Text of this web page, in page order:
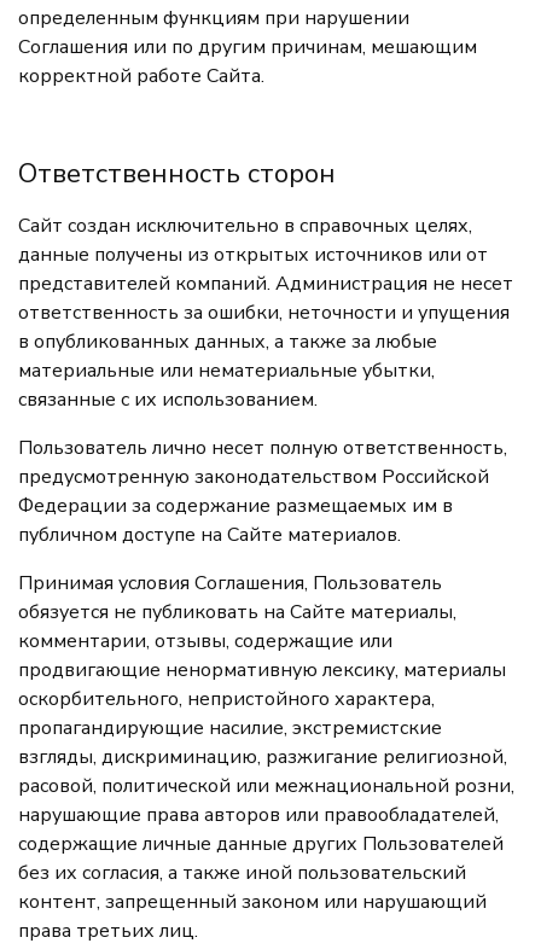
определенным функциям при нарушении
Соглашения или по другим причинам, мешающим
корректной работе Сайта.
Ответственность сторон
Сайт создан исключительно в справочных целях,
данные получены из открытых источников или от
представителей компаний. Администрация не несет
ответственность за ошибки, неточности и упущения
в опубликованных данных, а также за любые
материальные или нематериальные убытки,
связанные с их использованием.
Пользователь лично несет полную ответственность,
предусмотренную законодательством Российской
Федерации за содержание размещаемых им в
публичном доступе на Сайте материалов.
Принимая условия Соглашения, Пользователь
обязуется не публиковать на Сайте материалы,
комментарии, отзывы, содержащие или
продвигающие ненормативную лексику, материалы
оскорбительного, непристойного характера,
пропагандирующие насилие, экстремистские
взгляды, дискриминацию, разжигание религиозной,
расовой, политической или межнациональной розни,
нарушающие права авторов или правообладателей,
содержащие личные данные других Пользователей
без их согласия, а также иной пользовательский
контент, запрещенный законом или нарушающий
права третьих лиц.